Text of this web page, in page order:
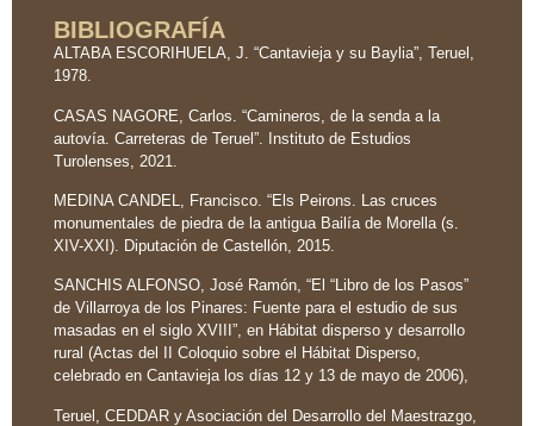
BIBLIOGRAFÍA
ALTABA ESCORIHUELA, J. “Cantavieja y su Baylia”, Teruel,
1978.
CASAS NAGORE, Carlos. “Camineros, de la senda a la
autovía. Carreteras de Teruel”. Instituto de Estudios
Turolenses, 2021.
MEDINA CANDEL, Francisco. “Els Peirons. Las cruces
monumentales de piedra de la antigua Bailía de Morella (s.
XIV-XXI). Diputación de Castellón, 2015.
SANCHIS ALFONSO, José Ramón, “El “Libro de los Pasos”
de Villarroya de los Pinares: Fuente para el estudio de sus
masadas en el siglo XVIII”, en Hábitat disperso y desarrollo
rural (Actas del II Coloquio sobre el Hábitat Disperso,
celebrado en Cantavieja los días 12 y 13 de mayo de 2006),
Teruel, CEDDAR y Asociación del Desarrollo del Maestrazgo,